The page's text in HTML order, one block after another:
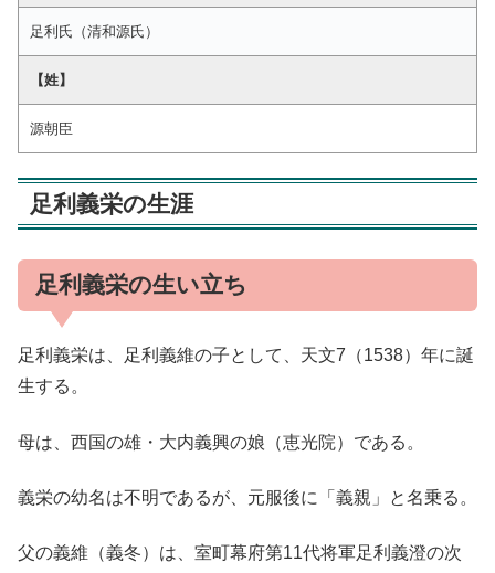
足利氏（清和源氏）
【姓】
源朝臣
足利義栄の生涯
足利義栄の生い立ち
足利義栄は、足利義維の子として、天文7（1538）年に誕
生する。
母は、西国の雄・大内義興の娘（恵光院）である。
義栄の幼名は不明であるが、元服後に「義親」と名乗る。
父の義維（義冬）は、室町幕府第11代将軍足利義澄の次